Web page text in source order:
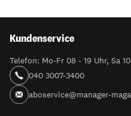
Kundenservice
Telefon: Mo-Fr 08 - 19 Uhr, Sa
040 3007-3400
aboservice@manager-